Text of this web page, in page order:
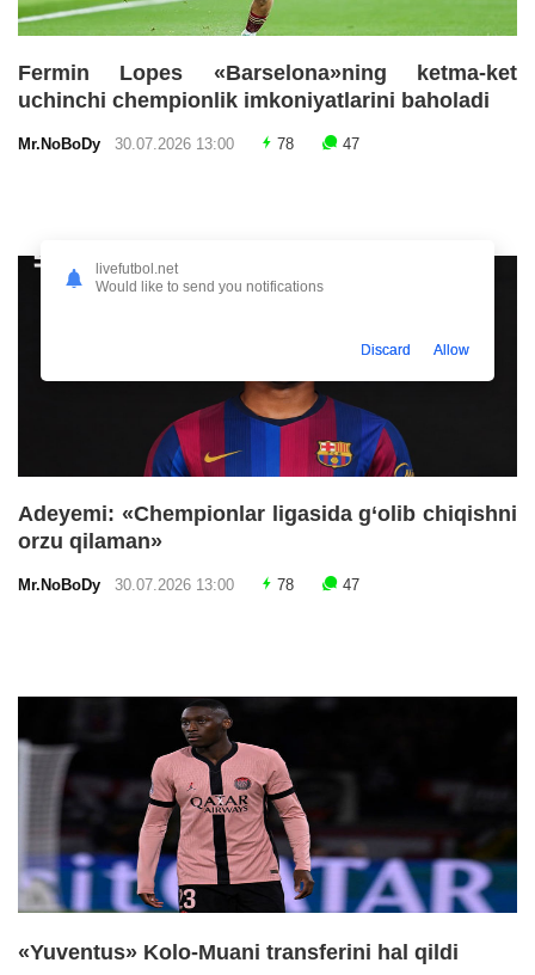
Fermin Lopes «Barselona»ning ketma-ket
uchinchi chempionlik imkoniyatlarini baholadi
Mr.NoBoDy 30.07.2026 13:00 78 47
Adeyemi: «Chempionlar ligasida g‘olib chiqishni
orzu qilaman»
Mr.NoBoDy 30.07.2026 13:00 78 47
«Yuventus» Kolo-Muani transferini hal qildi
livefutbol.net
Would like to send you notifications
Discard Allow